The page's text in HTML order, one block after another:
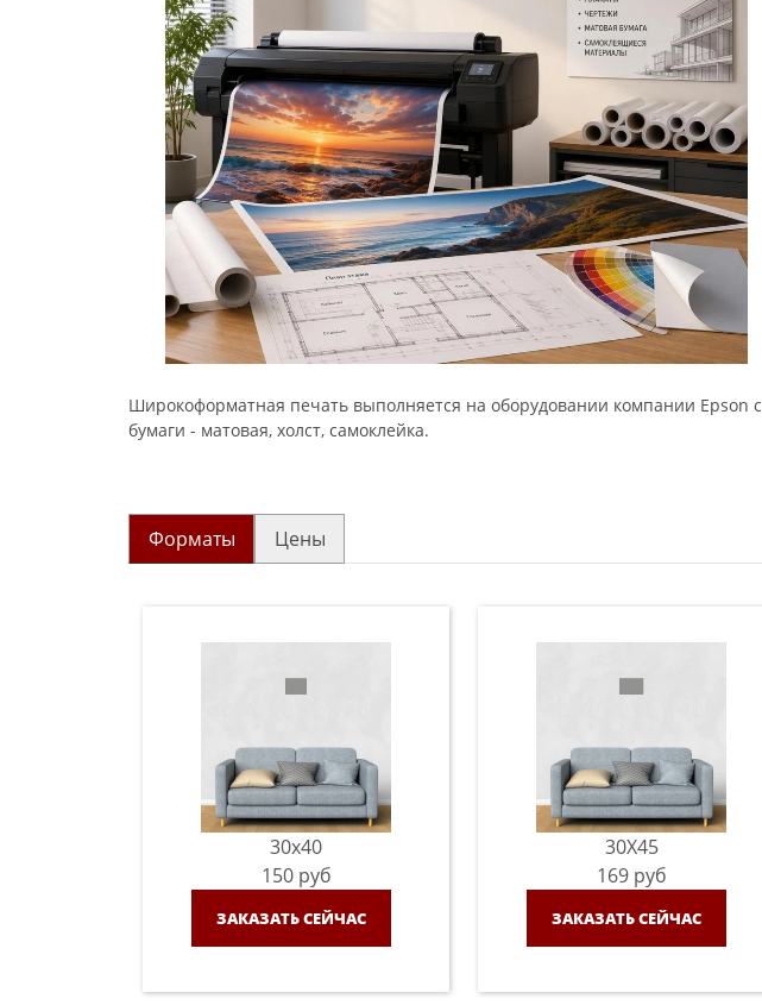
Широкоформатная печать выполняется на оборудовании компании Epson
бумаги - матовая, холст, самоклейка.
Форматы Цены
30x40
150 руб
ЗАКАЗАТЬ СЕЙЧАС
30X45
169 руб
ЗАКАЗАТЬ СЕЙЧАС